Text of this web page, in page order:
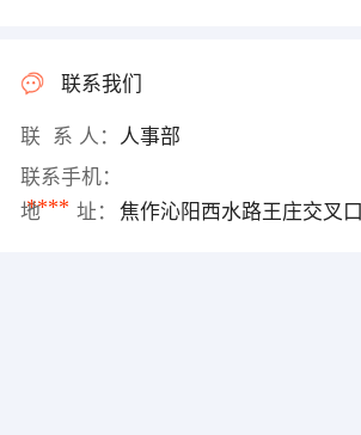
联系我们
联 系 人： 人事部
联系手机：
****
地 址： 焦作沁阳西水路王庄交叉口